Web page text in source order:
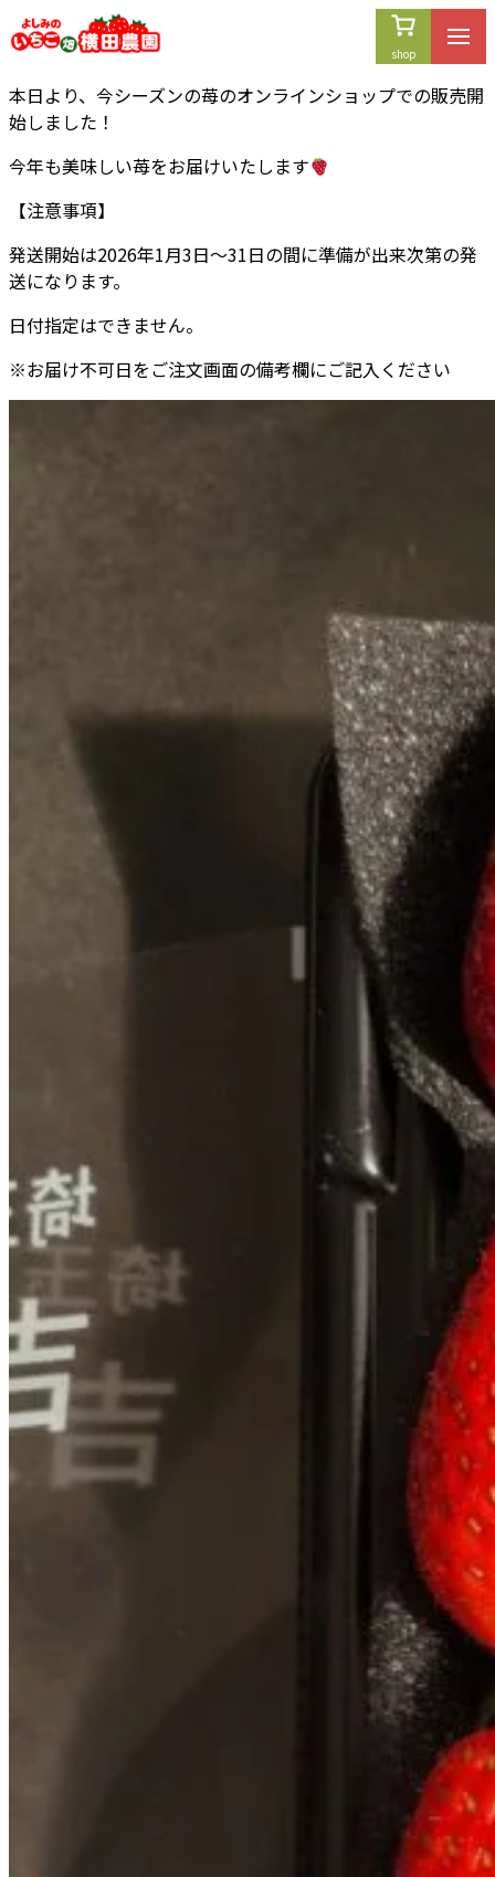
内
容
ス
キ
ッ
プ
本日より、今シーズンの苺のオンラインショップでの販売開
始しました！
今年も美味しい苺をお届けいたします
【注意事項】
発送開始は2026年1月3日〜31日の間に準備が出来次第の発
送になります。
日付指定はできません。
※お届け不可日をご注文画面の備考欄にご記入ください